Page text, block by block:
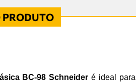
BC-98 Schneider é ideal para